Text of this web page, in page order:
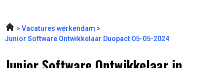
Vacatures werkendam
Junior Software Ontwikkelaar Duopact 05-05-2024